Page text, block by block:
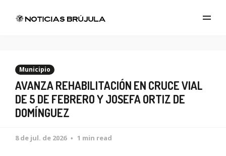
Municipio
AVANZA REHABILITACIÓN EN CRUCE VIAL
DE 5 DE FEBRERO Y JOSEFA ORTIZ DE
DOMÍNGUEZ
8 de jul. de 2026 1 min read